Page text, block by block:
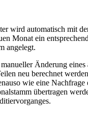
wird automatisch mit
Monat ein
angelegt.
Änderung eines
neu berechnet
wie eine Nachfrage
übertragen